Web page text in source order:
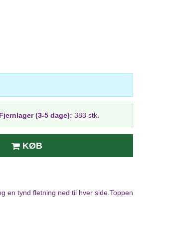
Fjernlager (3-5 dage): 383 stk.
KØB
en tynd fletning ned til hver side.Toppen